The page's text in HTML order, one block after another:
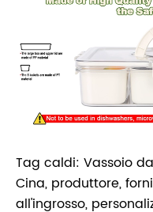
Tag caldi: Vassoio
Cina, produttore,
all'ingrosso,